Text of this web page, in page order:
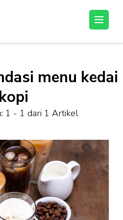
menu kedai
kopi
1 - 1 dari 1 Artikel